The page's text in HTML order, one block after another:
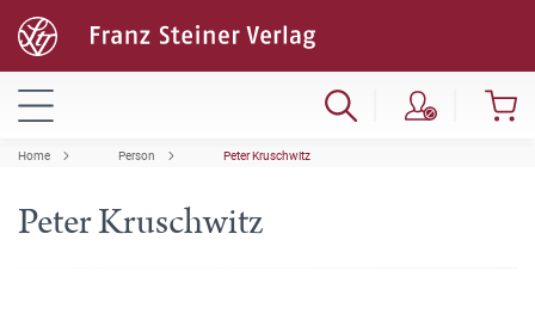
Home Person Peter Kruschwitz
Peter Kruschwitz